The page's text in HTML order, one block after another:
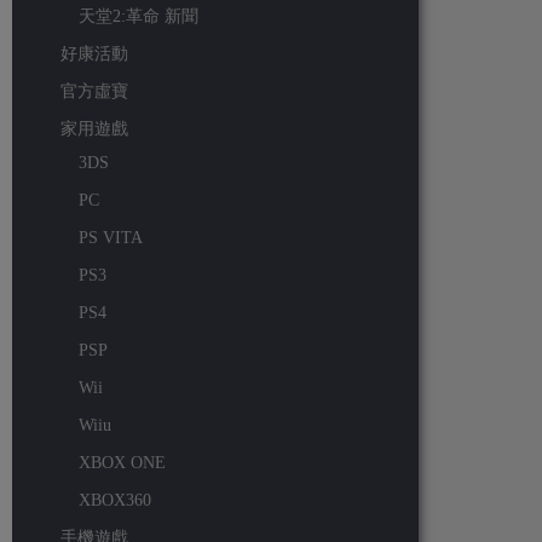
天堂2:革命 新聞
好康活動
官方虛寶
家用遊戲
3DS
PC
PS VITA
PS3
PS4
PSP
Wii
Wiiu
XBOX ONE
XBOX360
手機遊戲